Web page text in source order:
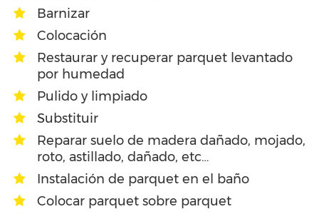
Barnizar
Colocación
Restaurar y recuperar parquet levantado
por humedad
Pulido y limpiado
Substituir
Reparar suelo de madera dañado, mojado,
roto, astillado, dañado, etc…
Instalación de parquet en el baño
Colocar parquet sobre parquet